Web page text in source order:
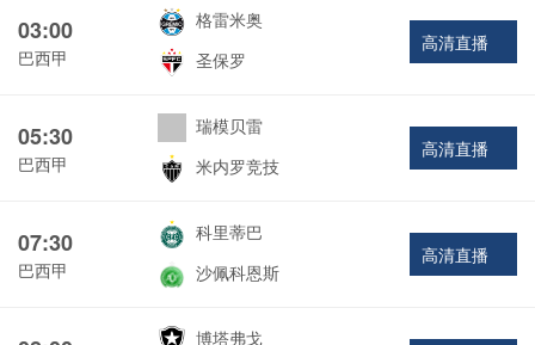
03:00
巴西甲
格雷米奥
圣保罗
高清直播
05:30
巴西甲
瑞模贝雷
米内罗竞技
高清直播
07:30
巴西甲
科里蒂巴
沙佩科恩斯
高清直播
博塔弗戈